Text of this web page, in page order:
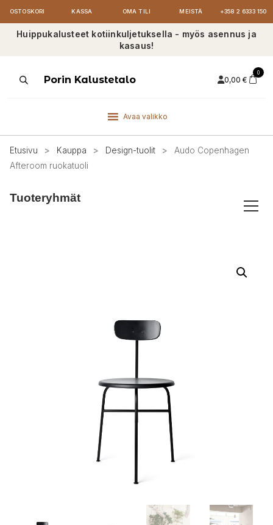
OSTOSKORI KASSA OMA TILI MEISTÄ +358 2 6333 150
Huippukalusteet kotiinkuljetuksella - myös asennus ja
kasaus!
ProductsPorin Kalustetalo 0,00 €
0
Avaa valikko
Etusivu > Kauppa > Design-tuolit >
Audo Copenhagen
Afteroom ruokatuoli
Tuoteryhmät